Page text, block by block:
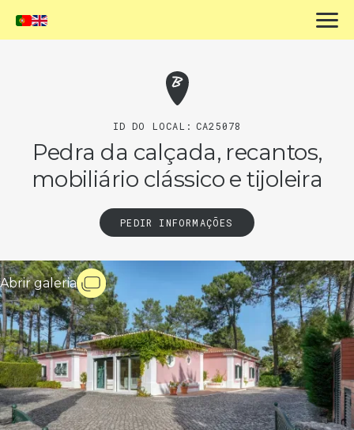
ID DO LOCAL: CA25078
Pedra da calçada, recantos,
mobiliário clássico e tijoleira
PEDIR INFORMAÇÕES
Abrir galeria